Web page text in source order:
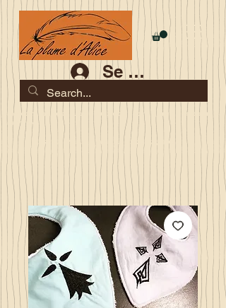
Se connecter
Les commandes jusqu'au 2 août sont garanties pour la
rentrée
Je serai en congés du 10 au 23 août